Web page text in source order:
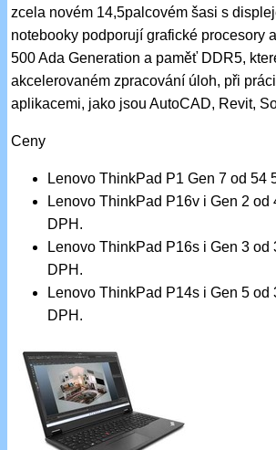
zcela novém 14,5palcovém šasi s
notebooky podporují grafické procesory
500 Ada Generation a paměť DDR5,
akcelerovaném zpracování úloh, při
aplikacemi, jako jsou AutoCAD, Revit,
Ceny
Lenovo ThinkPad P1 Gen 7 od 54
Lenovo ThinkPad P16v i Gen 2 od
DPH.
Lenovo ThinkPad P16s i Gen 3 od
DPH.
Lenovo ThinkPad P14s i Gen 5 od
DPH.